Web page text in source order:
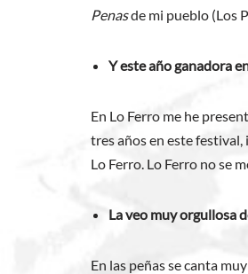
Penasde mi pueblo (Los
Y este año ganadora
En Lo Ferro me he
tres años en este
Lo Ferro. Lo Ferro no se
La veo muy orgullosa
En las peñas se canta